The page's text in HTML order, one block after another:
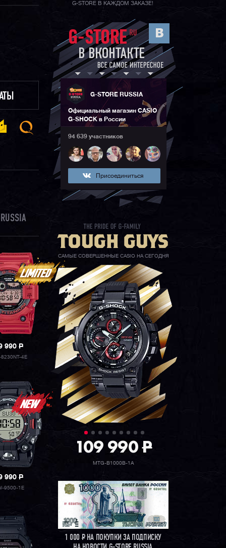
990P
8230NT-4E
990P
9500-1E
G-STORE В КАЖДОМ ЗАКАЗЕ!
G-STORE RUSSIA
Официальный магазин CASIO
G-SHOCK в России
94 639 участников
Присоединиться
САМЫЕ СОВЕРШЕННЫЕ CASIO НА СЕГОДНЯ
109 990P
MTG-B1000B-1A
1 000РНА ПОКУПКИ ЗА ПОДПИСКУ